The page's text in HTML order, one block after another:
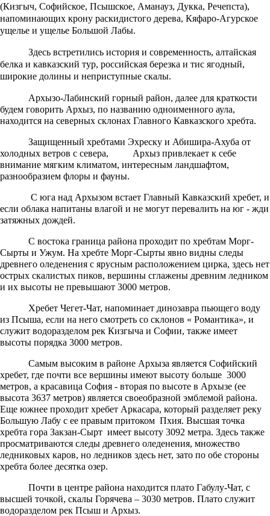
(Кизгыч, Софийское, Псышское, Аманауз, Дукка, Речепста),
напоминающих крону раскидистого дерева, Кяфаро-Агурское
ущелье и ущелье Большой Лабы.
Здесь встретились история и современность, алтайская
белка и кавказский тур, российская березка и тис ягодный,
широкие долины и неприступные скалы.
Архызо-Лабинский горный район, далее для краткости
будем говорить Архыз, по названию одноименного аула,
находится на северных склонах Главного Кавказского хребта.
Защищенный хребтами Эхреску и Абишира-Ахуба от
холодных ветров с севера, Архыз привлекает к себе
внимание мягким климатом, интересным ландшафтом,
разнообразием флоры и фауны.
С юга над Архызом встает Главный Кавказский хребет, и
если облака напитаны влагой и не могут перевалить на юг - жди
затяжных дождей.
С востока граница района проходит по хребтам Морг-
Сырты и Ужум. На хребте Морг-Сырты явно видны следы
древнего оледенения с ярусным расположением цирка, здесь нет
острых скалистых пиков, вершины сглажены древним ледником
и их высоты не превышают 3000 метров.
Хребет Чегет-Чат, напоминает динозавра пьющего воду
из Псыша, если на него смотреть со склонов « Романтика», и
служит водоразделом рек Кизгыча и Софии, также имеет
высоты порядка 3000 метров.
Самым высоким в районе Архыза является Софийский
хребет, где почти все вершины имеют высоту больше 3000
метров, а красавица София - вторая по высоте в Архызе (ее
высота 3637 метров) является своеобразной эмблемой района.
Еще южнее проходит хребет Аркасара, который разделяет реку
Большую Лабу с ее правым притоком Пхия. Высшая точка
хребта гора Закзан-Сырт имеет высоту 3092 метра. Здесь также
просматриваются следы древнего оледенения, множество
ледниковых каров, но ледников здесь нет, зато по обе стороны
хребта более десятка озер.
Почти в центре района находится плато Габулу-Чат, с
высшей точкой, скалы Горячева – 3030 метров. Плато служит
водоразделом рек Псыш и Архыз.